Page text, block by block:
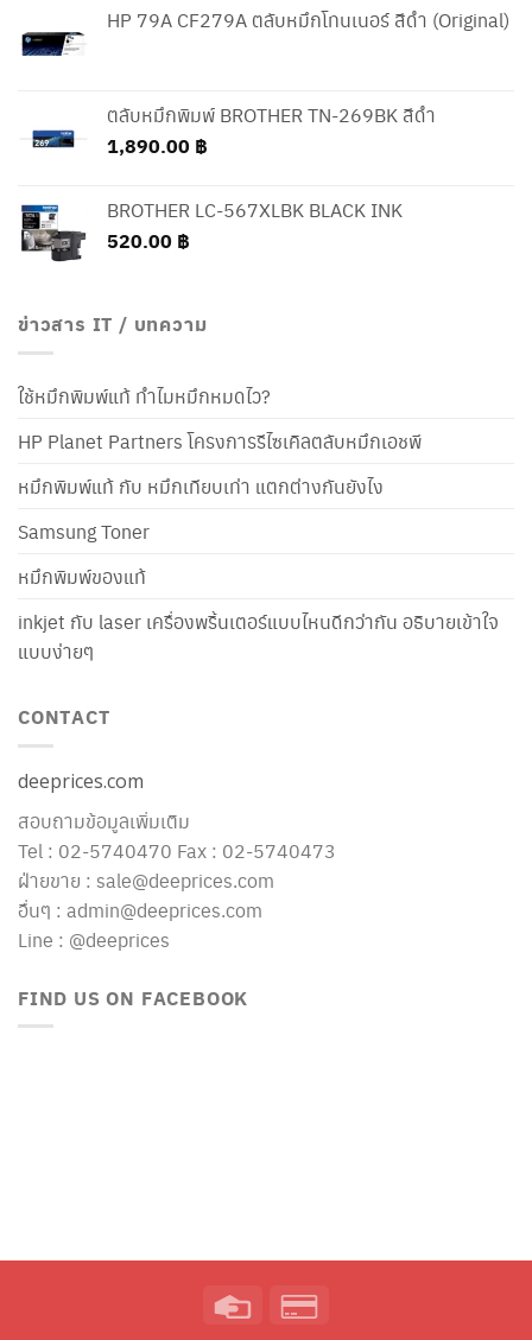
HP 79A CF279A ตลับหมึกโทนเนอร์ สีดำ (Original)
ตลับหมึกพิมพ์ BROTHER TN-269BK สีดำ
1,890.00 ฿
BROTHER LC-567XLBK BLACK INK
520.00 ฿
ข่าวสาร IT / บทความ
ใช้หมึกพิมพ์แท้ ทำไมหมึกหมดไว?
HP Planet Partners โครงการรีไซเคิลตลับหมึกเอชพี
หมึกพิมพ์แท้ กับ หมึกเทียบเท่า แตกต่างกันยังไง
Samsung Toner
หมึกพิมพ์ของแท้
inkjet กับ laser เครื่องพริ้นเตอร์แบบไหนดีกว่ากัน อธิบายเข้าใจ
แบบง่ายๆ
CONTACT
deeprices.com
สอบถามข้อมูลเพิ่มเติม
Tel : 02-5740470 Fax : 02-5740473
ฝ่ายขาย : sale@deeprices.com
อื่นๆ : admin@deeprices.com
Line : @deeprices
FIND US ON FACEBOOK
Credit